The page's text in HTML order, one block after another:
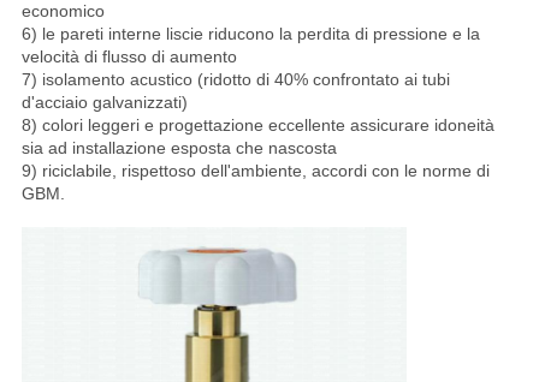
economico
6) le pareti interne liscie riducono la perdita di pressione e la
velocità di flusso di aumento
7) isolamento acustico (ridotto di 40% confrontato ai tubi
d'acciaio galvanizzati)
8) colori leggeri e progettazione eccellente assicurare idoneità
sia ad installazione esposta che nascosta
9) riciclabile, rispettoso dell'ambiente, accordi con le norme di
GBM.